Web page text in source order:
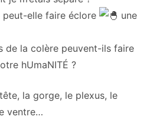
peut-elle faire éclore
une
de la colère peuvent-ils faire
hUmaNITÉ ?
la gorge, le plexus, le
ventre…